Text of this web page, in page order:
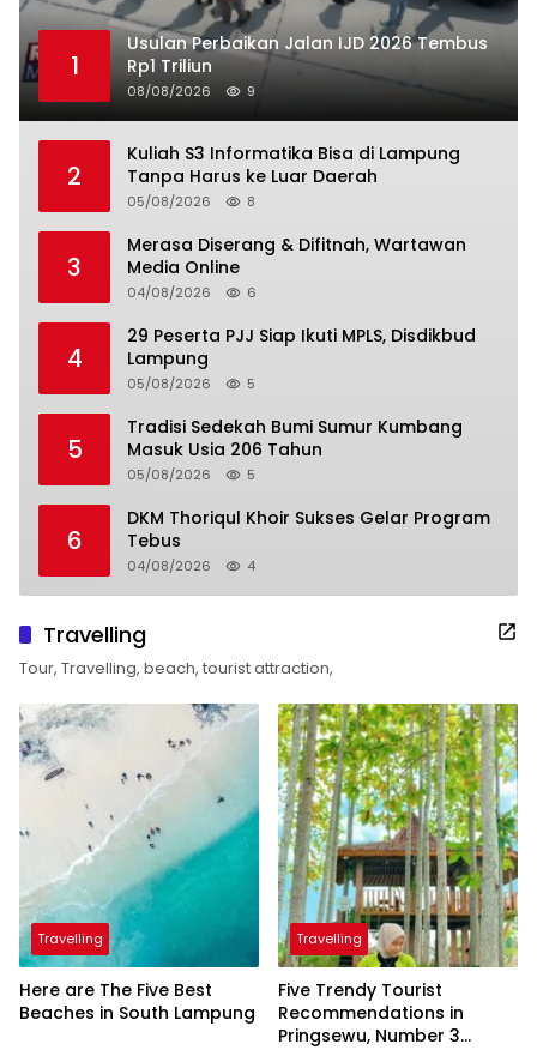
1
Usulan Perbaikan Jalan IJD 2026 Tembus
Rp1 Triliun
08/08/2026 9
2
Kuliah S3 Informatika Bisa di Lampung
Tanpa Harus ke Luar Daerah
05/08/2026 8
3
Merasa Diserang & Difitnah, Wartawan
Media Online
04/08/2026 6
4
29 Peserta PJJ Siap Ikuti MPLS, Disdikbud
Lampung
05/08/2026 5
5
Tradisi Sedekah Bumi Sumur Kumbang
Masuk Usia 206 Tahun
05/08/2026 5
6
DKM Thoriqul Khoir Sukses Gelar Program
Tebus
04/08/2026 4
Travelling
Tour, Travelling, beach, tourist attraction,
Travelling
Here are The Five Best
Beaches in South Lampung
Travelling
Five Trendy Tourist
Recommendations in
Pringsewu, Number 3